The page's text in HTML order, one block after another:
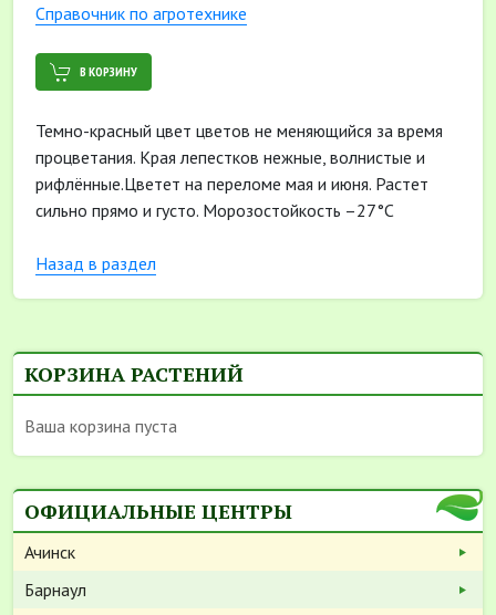
Cправочник по агротехнике
В КОРЗИНУ
Темно-красный цвет цветов не меняющийся за время
процветания. Края лепестков нежные, волнистые и
рифлённые.Цветет на переломе мая и июня. Растет
сильно прямо и густо. Морозостойкость –27°C
Назад в раздел
КОРЗИНА РАСТЕНИЙ
Ваша корзина пуста
ОФИЦИАЛЬНЫЕ ЦЕНТРЫ
Ачинск
Барнаул